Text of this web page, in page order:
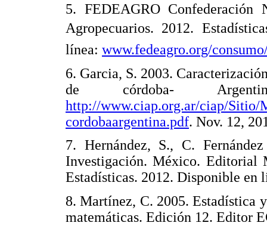
5. FEDEAGRO Confederación
Agropecuarios. 2012.
línea: www.fedeagro.org/
6. Garcia, S. 2003.
de córdoba-
http://www.ciap.org.ar/ciap/Sitio/
cordobaargentina.pdf. Nov. 12,
7. Hernández, S., C.
Investigación. México.
Estadísticas. 2012. Disponible en
8. Martínez, C. 2005. Estadística
matemáticas. Edición 12. Editor